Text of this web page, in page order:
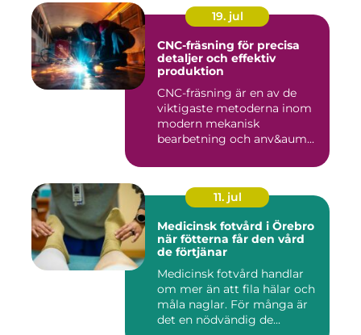
19. jul
CNC-fräsning för precisa
detaljer och effektiv
produktion
CNC-fräsning är en av de
viktigaste metoderna inom
modern mekanisk
bearbetning och anv&aum...
11. jul
Medicinsk fotvård i Örebro
när fötterna får den vård
de förtjänar
Medicinsk fotvård handlar
om mer än att fila hälar och
måla naglar. För många är
det en nödvändig de...